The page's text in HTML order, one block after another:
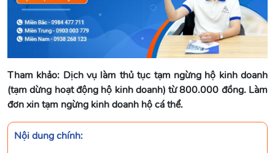
Tham khảo: Dịch vụ làm thủ tục tạm ngừng hộ kinh doanh
(tạm dừng hoạt động hộ kinh doanh) từ 800.000 đồng. Làm
đơn xin tạm ngừng kinh doanh hộ cá thể.
Nội dung chính: